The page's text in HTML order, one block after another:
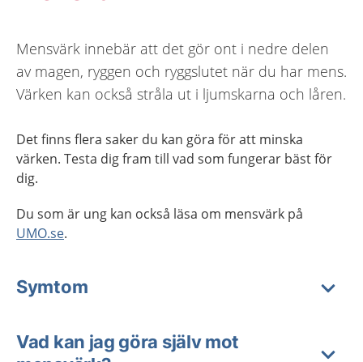
Mensvärk innebär att det gör ont i nedre delen
av magen, ryggen och ryggslutet när du har mens.
Värken kan också stråla ut i ljumskarna och låren.
Det finns flera saker du kan göra för att minska
värken. Testa dig fram till vad som fungerar bäst för
dig.
Du som är ung kan också läsa om mensvärk på
UMO.se.
Symtom
Vad kan jag göra själv mot